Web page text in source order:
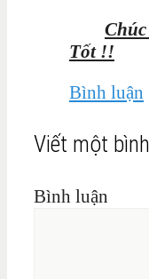
Tốt !!
Bình luận
Viết một
Bình luận